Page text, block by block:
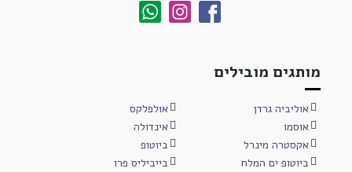
מותגים מובילים
אוליביה גרדן
אולפלקס
אוסמו
אינדולה
אקסטרה מינרל
ביוטופ
ביוטופ ים המלח
בייביליס פרו